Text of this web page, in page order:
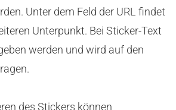
Unter dem Feld der URL findet
Unterpunkt. Bei Sticker-Text
werden und wird auf den
des Stickers können